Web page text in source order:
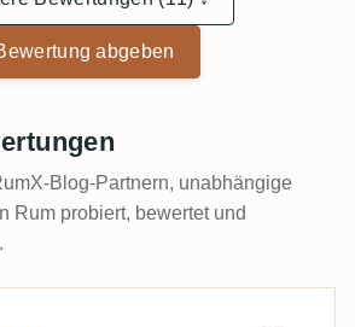
abgeben
Blog-Partnern, unabhängige
Rum probiert, bewertet und